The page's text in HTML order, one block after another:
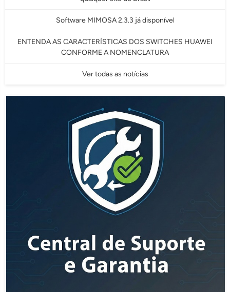
Software MIMOSA 2.3.3 já disponível
ENTENDA AS CARACTERÍSTICAS DOS SWITCHES HUAWEI
CONFORME A NOMENCLATURA
Ver todas as notícias